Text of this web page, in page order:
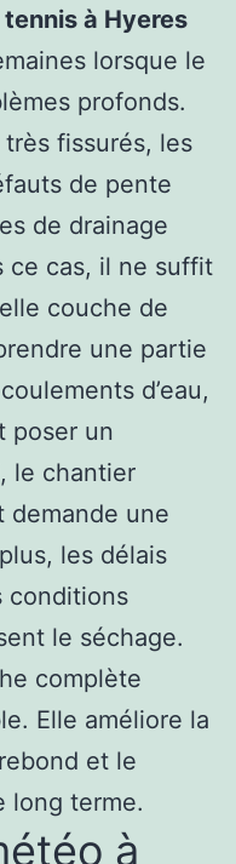
à Hyeres
lorsque le
profonds.
fissurés, les
de pente
de drainage
ce cas, il ne suffit
couche de
une partie
d’eau,
poser un
le chantier
demande une
les délais
conditions
le séchage.
complète
Elle améliore la
et le
long terme.
à